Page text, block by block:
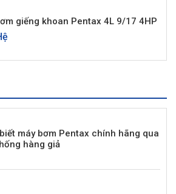
giếng khoan Pentax 4L 9/17 4HP
máy bơm Pentax chính hãng qua
hàng giả